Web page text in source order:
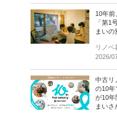
10年前
「第1
まいの
リノベ
2026/
中古リ
の10年
が10年
まいさ